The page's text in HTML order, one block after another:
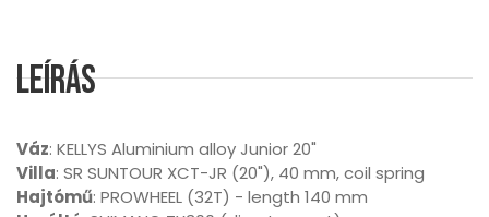
Leírás
Váz: KELLYS Aluminium alloy Junior 20"
Villa: SR SUNTOUR XCT-JR (20"), 40 mm, coil spring
Hajtómű: PROWHEEL (32T) - length 140 mm